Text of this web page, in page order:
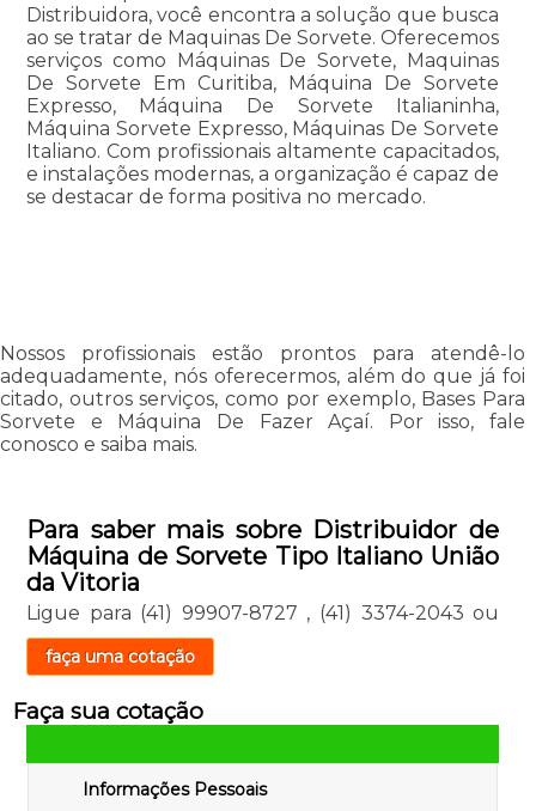
Distribuidora, você encontra a solução que busca
ao se tratar de Maquinas De Sorvete. Oferecemos
serviços como Máquinas De Sorvete, Maquinas
De Sorvete Em Curitiba, Máquina De Sorvete
Expresso, Máquina De Sorvete Italianinha,
Máquina Sorvete Expresso, Máquinas De Sorvete
Italiano. Com profissionais altamente capacitados,
e instalações modernas, a organização é capaz de
se destacar de forma positiva no mercado.
Nossos profissionais estão prontos para atendê-lo
adequadamente, nós oferecermos, além do que já foi
citado, outros serviços, como por exemplo, Bases Para
Sorvete e Máquina De Fazer Açaí. Por isso, fale
conosco e saiba mais.
Para saber mais sobre Distribuidor de
Máquina de Sorvete Tipo Italiano União
da Vitoria
Ligue para (41) 99907-8727 , (41) 3374-2043 ou
faça uma cotação
Faça sua cotação
Informações Pessoais